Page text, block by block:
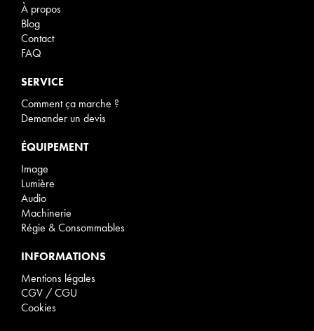
À propos
Blog
Contact
FAQ
SERVICE
Comment ça marche ?
Demander un devis
ÉQUIPEMENT
Image
Lumière
Audio
Machinerie
Régie & Consommables
INFORMATIONS
Mentions légales
CGV / CGU
Cookies